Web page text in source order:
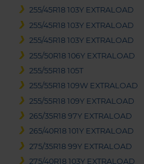
255/45R18 103Y EXTRALOAD
255/45R18 103Y EXTRALOAD
255/45R18 103Y EXTRALOAD
255/50R18 106Y EXTRALOAD
255/55R18 105T
255/55R18 109W EXTRALOAD
255/55R18 109Y EXTRALOAD
265/35R18 97Y EXTRALOAD
265/40R18 101Y EXTRALOAD
275/35R18 99Y EXTRALOAD
275/40R18 103Y EXTRALOAD